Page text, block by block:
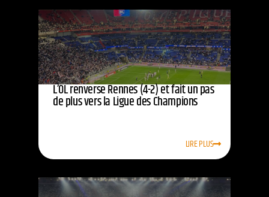
L’OL renverse Rennes (4-2) et fait un pas
de plus vers la Ligue des Champions
LIRE PLUS